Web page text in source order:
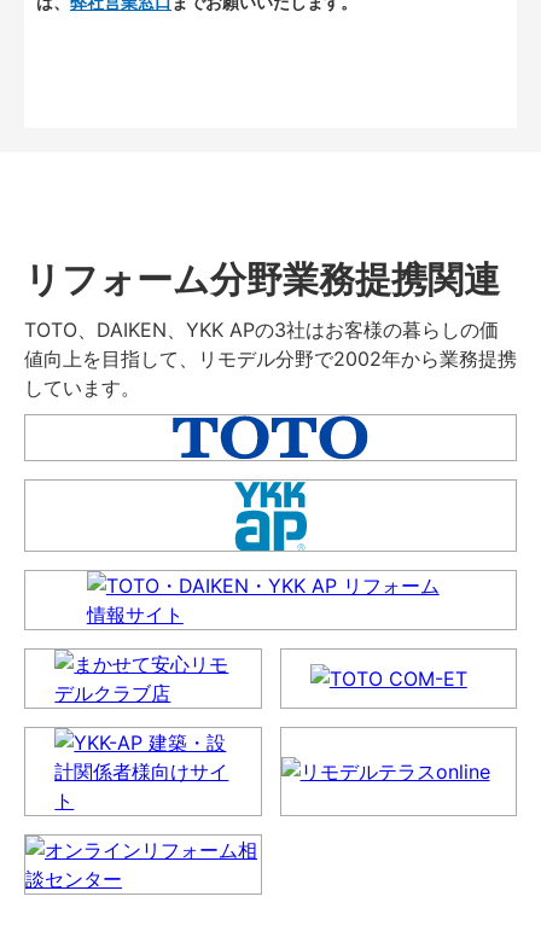
リフォーム分野業務提携関連
TOTO、DAIKEN、YKK APの3社はお客様の暮らしの価
値向上を目指して、リモデル分野で2002年から業務提携
しています。